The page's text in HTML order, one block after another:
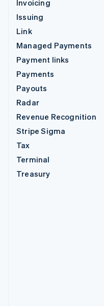
Invoicing
Issuing
Link
Managed Payments
Payment links
Payments
Payouts
Radar
Revenue Recognition
Stripe Sigma
Tax
Terminal
Treasury